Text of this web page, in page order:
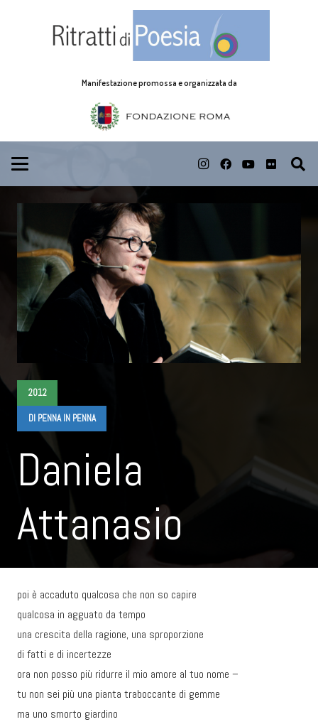
Manifestazione promossa e organizzata da
2012
DI PENNA IN PENNA
Daniela
Attanasio
poi è accaduto qualcosa che non so capire
qualcosa in agguato da tempo
una crescita della ragione, una sproporzione
di fatti e di incertezze
ora non posso più ridurre il mio amore al tuo nome –
tu non sei più una pianta traboccante di gemme
ma uno smorto giardino